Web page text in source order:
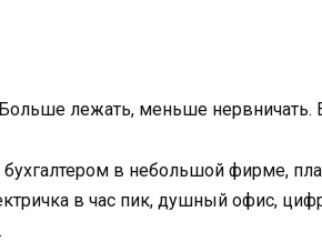
лежать, меньше нервничать.
бухгалтером в небольшой фирме,
в час пик, душный офис,